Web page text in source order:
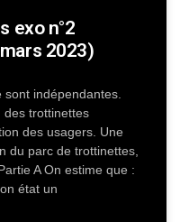
exo n°2
2023)
indépendantes.
des trottinettes
des usagers. Une
du parc de trottinettes,
A On estime que :
état un